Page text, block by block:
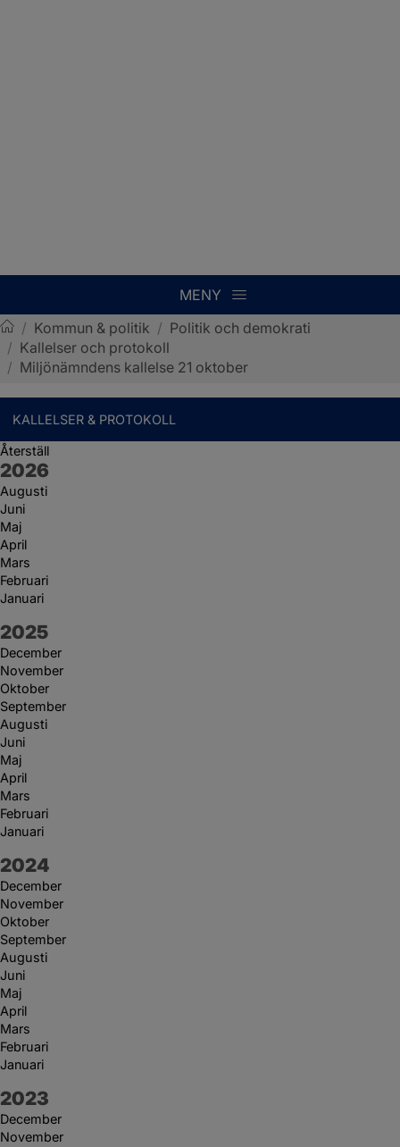
MENY
Sotenäs kommun
/ Kommun & politik / Politik och demokrati
/ Kallelser och protokoll
/ Miljönämndens kallelse 21 oktober
KALLELSER & PROTOKOLL
Återställ
År:
2026
Augusti
Juni
Maj
April
Mars
Februari
Januari
År:
2025
December
November
Oktober
September
Augusti
Juni
Maj
April
Mars
Februari
Januari
År:
2024
December
November
Oktober
September
Augusti
Juni
Maj
April
Mars
Februari
Januari
År:
2023
December
November